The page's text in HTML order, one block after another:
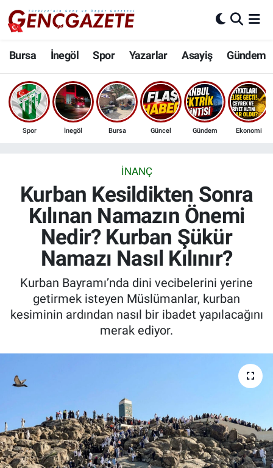
Bursa İnegöl Spor Yazarlar Asayiş Gündem
Spor İnegöl Bursa Güncel Gündem Ekonomi
İNANÇ
Kurban Kesildikten Sonra
Kılınan Namazın Önemi
Nedir? Kurban Şükür
Namazı Nasıl Kılınır?
Kurban Bayramı’nda dini vecibelerini yerine
getirmek isteyen Müslümanlar, kurban
kesiminin ardından nasıl bir ibadet yapılacağını
merak ediyor.
Bursa
İnegöl
3.SAYFA
Ekonomi
Güncel
İnanç
Kadın & Aile
Kültür & Sanat
Sağlık
Teknoloji
Yazarlar
Nöbetçi Eczaneler
Hava Durumu
Trafik Durumu
Son Dakika Haberleri
Haber Arşivi